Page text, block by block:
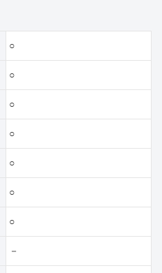
○
○
○
○
○
○
○
－